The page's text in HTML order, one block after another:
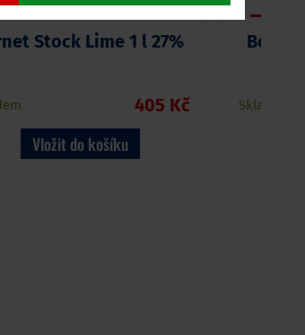
Stock Lime 1 l 27%
405 Kč
Vložit do košíku
Skladem